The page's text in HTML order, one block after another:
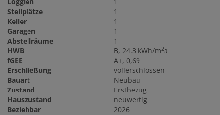
Stellplätze
1
Keller
1
Garagen
1
Abstellräume
1
HWB
B, 24.3 kWh/m2a
fGEE
A+, 0,69
Erschließung
vollerschlossen
Bauart
Neubau
Zustand
Erstbezug
Hauszustand
neuwertig
Beziehbar
2026